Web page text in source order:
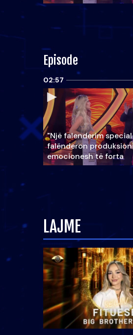
Episode
02:57
"Një falenderim
falënderon
emocionesh të forta
LAJME